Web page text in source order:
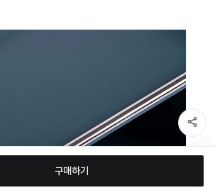
구매하기